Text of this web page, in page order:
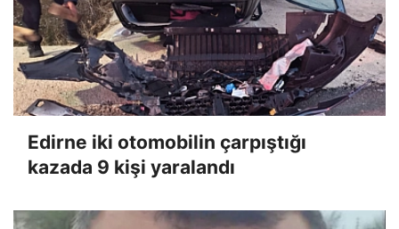
Edirne iki otomobilin çarpıştığı
kazada 9 kişi yaralandı